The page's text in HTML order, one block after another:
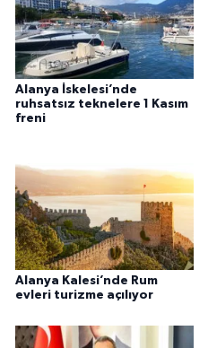
Alanya İskelesi’nde
ruhsatsız teknelere 1 Kasım
freni
Alanya Kalesi’nde Rum
evleri turizme açılıyor